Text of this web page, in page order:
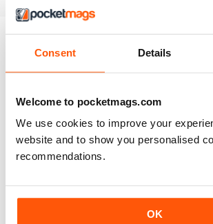
Consent Details
Welcome to pocketmags.com
We use cookies to improve your
website and to show you personalised
recommendations.
OK